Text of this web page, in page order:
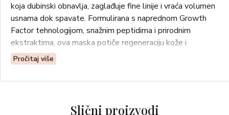
koja dubinski obnavlja, zaglađuje fine linije i vraća volumen
usnama dok spavate. Formulirana s naprednom Growth
Factor tehnologijom, snažnim peptidima i prirodnim
ekstraktima, ova maska potiče regeneraciju kože i
smanjuje znakove starenja.
Pročitaj više
Slični proizvodi